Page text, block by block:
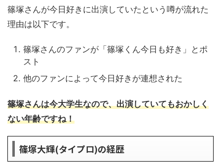
篠塚さんが今日好きに出演していたという噂が流れた
理由は以下です。
篠塚さんのファンが「篠塚くん今日も好き」とポ
スト
他のファンによって今日好きが連想された
篠塚さんは今大学生なので、出演していてもおかしく
ない年齢ですね！
篠塚大輝(タイプロ)の経歴